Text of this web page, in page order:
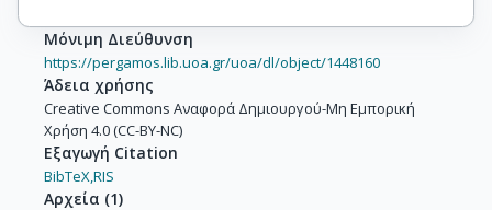
Μόνιμη Διεύθυνση
https://pergamos.lib.uoa.gr/uoa/dl/object/1448160
Άδεια χρήσης
Creative Commons Αναφορά Δημιουργού-Μη Εμπορική
Χρήση 4.0 (CC-BY-NC)
Εξαγωγή Citation
BibTeX,RIS
Αρχεία (1)